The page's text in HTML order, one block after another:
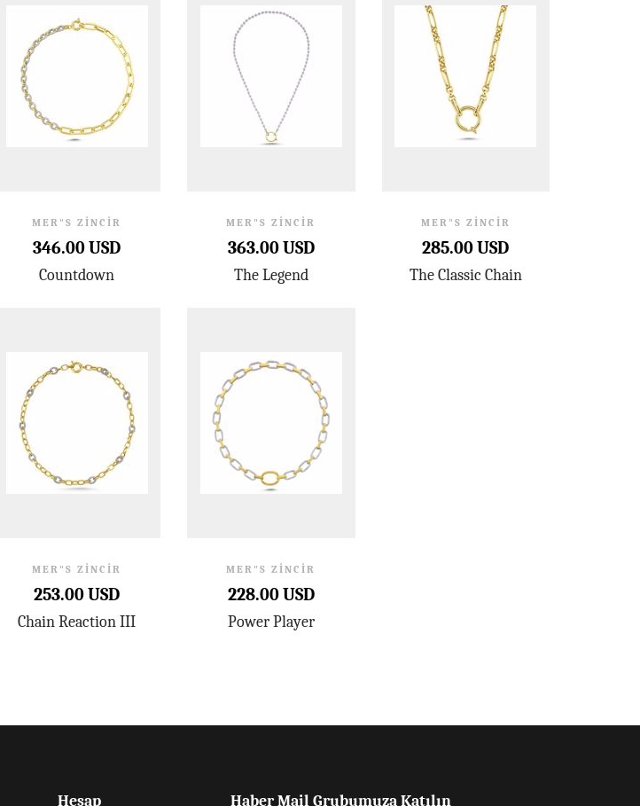
MER"S ZINCIR
346.00 USD
Countdown
MER"S ZINCIR
363.00 USD
The Legend
MER"S ZINCIR
285.00 USD
The Classic Chain
MER"S ZINCIR
253.00 USD
Chain Reaction III
MER"S ZINCIR
228.00 USD
Power Player
Hesap Haber Mail Grubumuza Katılın